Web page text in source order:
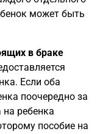
может быть
в браке
Если оба
поочередно за
на ребенка
пособие на